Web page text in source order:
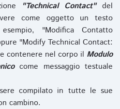
"Technical Contact"del
come oggetto un testo
"Modifica Contatto
"Modify Technical Contact:
contenere nel corpo il Modulo
come messaggio testuale
compilato in tutte le sue
cambino.